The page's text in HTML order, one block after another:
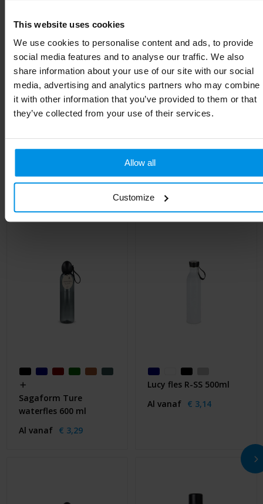
This website uses cookies
We use cookies to personalise content and ads, to provide
social media features and to analyse our traffic. We also
share information about your use of our site with our social
media, advertising and analytics partners who may combine
it with other information that you’ve provided to them or that
they’ve collected from your use of their services.
Allow all
Customize
EAN-code 8713159718499
Kleur Wit
Hoogte 26.3 cm
Breedte 6.6 cm
Gerelateerde producten
Sagaform Ture
waterfles 600 ml
Al vanaf € 3,29
Lucy fles R-SS 500ml
Al vanaf € 3,14